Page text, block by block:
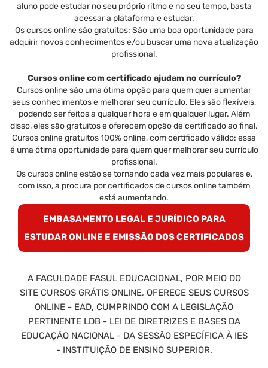
aluno pode estudar no seu próprio ritmo e no seu tempo, basta
acessar a plataforma e estudar.
Os cursos online são gratuitos: São uma boa oportunidade para
adquirir novos conhecimentos e/ou buscar uma nova atualização
profissional.
Cursos online com certificado ajudam no currículo?
Cursos online são uma ótima opção para quem quer aumentar
seus conhecimentos e melhorar seu currículo. Eles são flexíveis,
podendo ser feitos a qualquer hora e em qualquer lugar. Além
disso, eles são gratuitos e oferecem opção de certificado ao final.
Cursos online gratuitos 100% online, com certificado válido: essa
é uma ótima oportunidade para quem quer melhorar seu currículo
profissional.
Os cursos online estão se tornando cada vez mais populares e,
com isso, a procura por certificados de cursos online também
está aumentando.
EMBASAMENTO LEGAL E JURÍDICO PARA
ESTUDAR ONLINE E EMISSÃO DOS CERTIFICADOS
A FACULDADE FASUL EDUCACIONAL, POR MEIO DO
SITE CURSOS GRÁTIS ONLINE, OFERECE SEUS CURSOS
ONLINE - EAD, CUMPRINDO COM A LEGISLAÇÃO
PERTINENTE LDB - LEI DE DIRETRIZES E BASES DA
EDUCAÇÃO NACIONAL - DA SESSÃO ESPECÍFICA À IES
- INSTITUIÇÃO DE ENSINO SUPERIOR.